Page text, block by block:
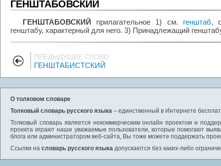
ГЕНШТАБОВСКИЙ
ГЕНШТАБОВСКИЙ прилагательное 1) см. генштаб,
генштабу, характерный для него. 3) Принадлежащий
ПРЕДЫДУЩЕЕ СЛОВО
ГЕНШТАБИСТСКИЙ
О толковом словаре
Толковый словарь русского языка – единственный в Интернете
Толковый словарь является некоммерческим онлайн проектом и
проекта играют наши уважаемые пользователи, которые помогают
блога или администратором веб-сайта, Вы тоже можете поддержать
Ссылки на словарь русского языка допускаются без каких-либо